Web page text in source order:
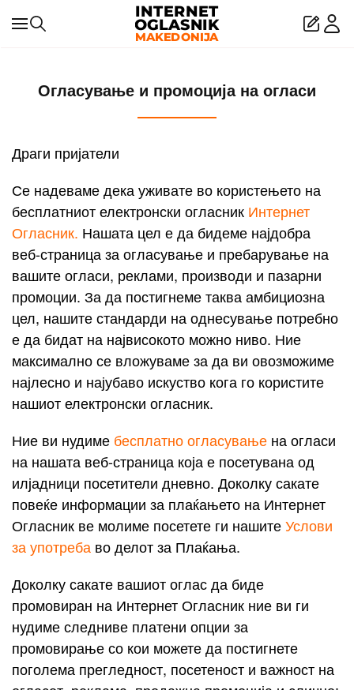
Skip to main content
Огласување и промоција на огласи
Драги пријатели
Се надеваме дека уживате во користењето на
бесплатниот електронски огласник Интернет
Огласник. Нашата цел е да бидеме најдобра
веб-страница за огласување и пребарување на
вашите огласи, реклами, производи и пазарни
промоции. За да постигнеме таква амбициозна
цел, нашите стандарди на однесување потребно
е да бидат на највисокото можно ниво. Ние
максимално се вложуваме за да ви овозможиме
најлесно и најубаво искуство кога го користите
нашиот електронски огласник.
Ние ви нудиме бесплатно огласување на огласи
на нашата веб-страница која е посетувана од
илјадници посетители дневно. Доколку сакате
повеќе информации за плаќањето на Интернет
Огласник ве молиме посетете ги нашитеУслови
за употреба во делот за Плаќања.
Доколку сакате вашиот оглас да биде
промовиран на Интернет Огласник ние ви ги
нудиме следниве платени опции за
промовирање со кои можете да постигнете
поголема прегледност, посетеност и важност на